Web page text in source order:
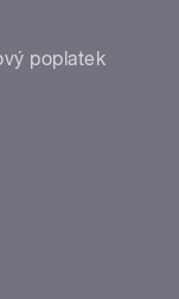
poplatek